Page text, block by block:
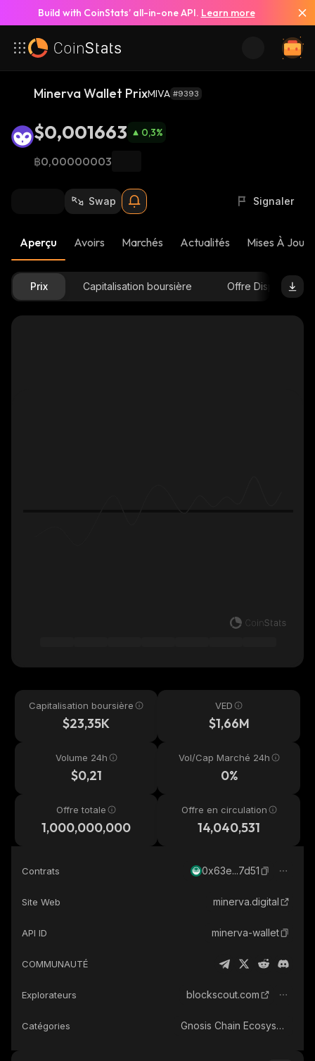
Build with CoinStats’ all-in-one API. Learn more
Minerva Wallet PrixMIVA #9393
$0,001663 0,3%
฿0,00000003
Swap Signaler
Aperçu Avoirs Marchés Actualités Mises À Jour
Prix Capitalisation boursière Offre Disponible
Capitalisation boursière
$23,35K
VED
$1,66M
Volume 24h
$0,21
Vol/Cap Marché 24h
0%
Offre totale
1,000,000,000
Offre en circulation
14,040,531
Contrats 0x63e...7d51
Site Web minerva.digital
API ID minerva-wallet
COMMUNAUTÉ
Explorateurs blockscout.com
Catégories Gnosis Chain Ecosystem